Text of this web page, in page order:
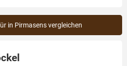
in Pirmasens vergleichen